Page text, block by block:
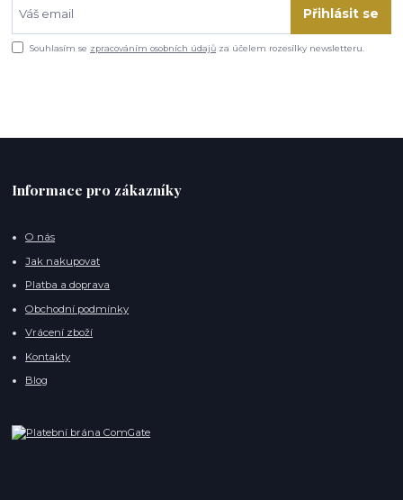
Přihlásit se
Souhlasím se zpracováním osobních údajů za účelem rozesílky newsletteru.
Informace pro zákazníky
O nás
Jak nakupovat
Platba a doprava
Obchodní podmínky
Vrácení zboží
Kontakty
Blog